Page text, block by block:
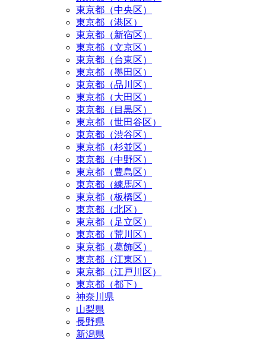
東京都（中央区）
東京都（港区）
東京都（新宿区）
東京都（文京区）
東京都（台東区）
東京都（墨田区）
東京都（品川区）
東京都（大田区）
東京都（目黒区）
東京都（世田谷区）
東京都（渋谷区）
東京都（杉並区）
東京都（中野区）
東京都（豊島区）
東京都（練馬区）
東京都（板橋区）
東京都（北区）
東京都（足立区）
東京都（荒川区）
東京都（葛飾区）
東京都（江東区）
東京都（江戸川区）
東京都（都下）
神奈川県
山梨県
長野県
新潟県